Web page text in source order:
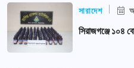
সারাদেশ
সিরাজগঞ্জে ১০৪